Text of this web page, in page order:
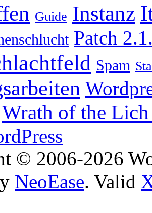
Guide Instanz
Patch
Spam
Wrath of the
© 2006-2026
NeoEase. Valid